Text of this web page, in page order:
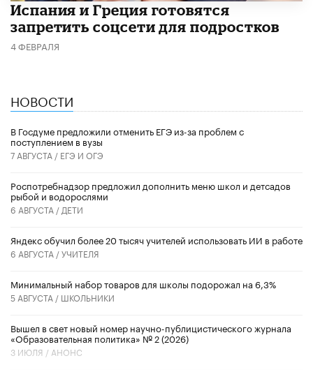
Испания и Греция готовятся
запретить соцсети для подростков
4 ФЕВРАЛЯ
НОВОСТИ
В Госдуме предложили отменить ЕГЭ из-за проблем с
поступлением в вузы
7 АВГУСТА / ЕГЭ И ОГЭ
Роспотребнадзор предложил дополнить меню школ и детсадов
рыбой и водорослями
6 АВГУСТА / ДЕТИ
​Яндекс обучил более 20 тысяч учителей использовать ИИ в работе
6 АВГУСТА /УЧИТЕЛЯ
Минимальный набор товаров для школы подорожал на 6,3%
5 АВГУСТА / ШКОЛЬНИКИ
Вышел в свет новый номер научно-публицистического журнала
«Образовательная политика» № 2 (2026)
3 ИЮЛЯ / АНОНС